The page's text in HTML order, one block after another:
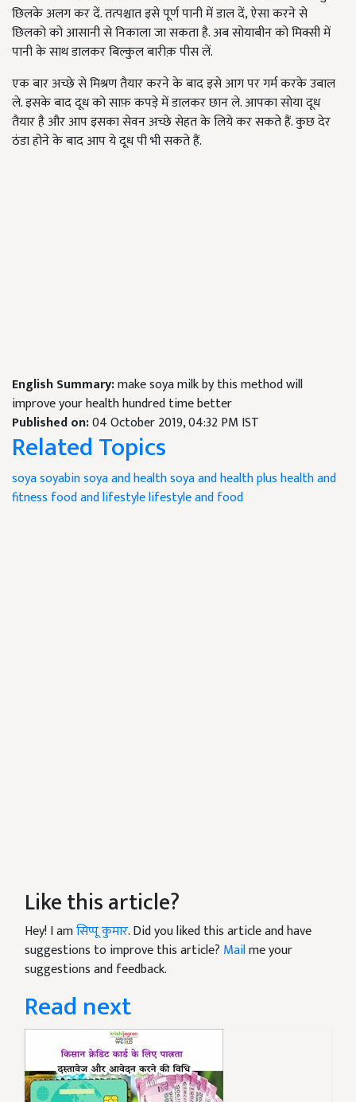
छिलके अलग कर दें. तत्पश्चात इसे पूर्ण पानी में डाल दें,ऐसा करने से
छिलको को आसानी से निकाला जा सकता है. अब सोयाबीन को मिक्सी में
पानी के साथ डालकर बिल्कुल बारीक़ पीस लें.
एक बार अच्छे से मिश्रण तैयार करने के बाद इसे आग पर गर्म करके उबाल
ले. इसके बाद दूध को साफ़ कपड़े में डालकर छान ले. आपका सोया दूध
तैयार है और आप इसका सेवन अच्छे सेहत के लिये कर सकते हैं. कुछ देर
ठंडा होने के बाद आप ये दूध पी भी सकते हैं.
English Summary:make soya milk by this method will
improve your health hundred time better
Published on:04 October 2019, 04:32 PM IST
Related Topics
soyasoyabinsoya and healthsoya and health plushealth and
fitness food and lifestylelifestyle and food
Like this article?
Hey! I amसिप्पू कुमार. Did you liked this article and have
suggestions to improve this article? Mailme your
suggestions and feedback.
Read next